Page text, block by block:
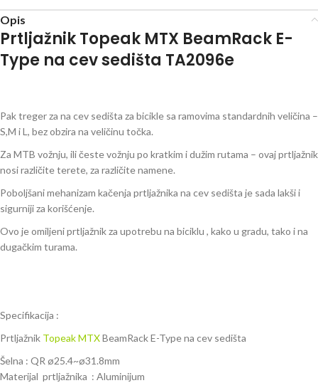
Opis
Prtljažnik Topeak MTX BeamRack E-
Type na cev sedišta TA2096e
Pak treger za na cev sedišta za bicikle sa ramovima standardnih veličina –
S,M i L, bez obzira na veličinu točka.
Za MTB vožnju, ili česte vožnju po kratkim i dužim rutama – ovaj prtljažnik
nosi različite terete, za različite namene.
Poboljšani mehanizam kačenja prtljažnika na cev sedišta je sada lakši i
sigurniji za korišćenje.
Ovo je omiljeni prtljažnik za upotrebu na biciklu , kako u gradu, tako i na
dugačkim turama.
Specifikacija :
Prtljažnik TopeakMTXBeamRack E-Type na cev sedišta
Šelna : QR ø25.4~ø31.8mm
Materijal prtljažnika : Aluminijum